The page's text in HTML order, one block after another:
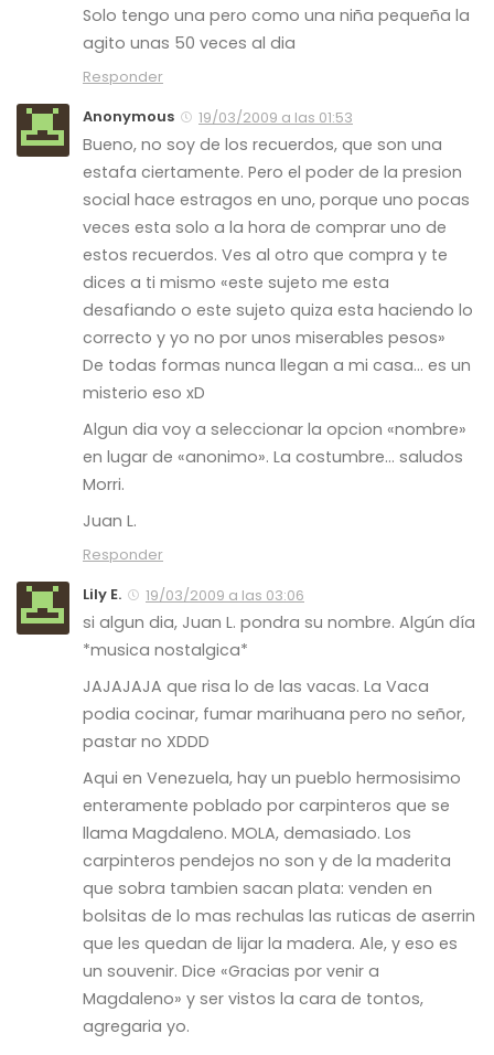
Solo tengo una pero como una niña pequeña la
agito unas 50 veces al dia
Responder
Anonymous
19/03/2009 a las 01:53
Bueno, no soy de los recuerdos, que son una
estafa ciertamente. Pero el poder de la presion
social hace estragos en uno, porque uno pocas
veces esta solo a la hora de comprar uno de
estos recuerdos. Ves al otro que compra y te
dices a ti mismo «este sujeto me esta
desafiando o este sujeto quiza esta haciendo lo
correcto y yo no por unos miserables pesos»
De todas formas nunca llegan a mi casa… es un
misterio eso xD
Algun dia voy a seleccionar la opcion «nombre»
en lugar de «anonimo». La costumbre… saludos
Morri.
Juan L.
Responder
Lily E.
19/03/2009 a las 03:06
si algun dia, Juan L. pondra su nombre. Algún día
*musica nostalgica*
JAJAJAJA que risa lo de las vacas. La Vaca
podia cocinar, fumar marihuana pero no señor,
pastar no XDDD
Aqui en Venezuela, hay un pueblo hermosisimo
enteramente poblado por carpinteros que se
llama Magdaleno. MOLA, demasiado. Los
carpinteros pendejos no son y de la maderita
que sobra tambien sacan plata: venden en
bolsitas de lo mas rechulas las ruticas de aserrin
que les quedan de lijar la madera. Ale, y eso es
un souvenir. Dice «Gracias por venir a
Magdaleno» y ser vistos la cara de tontos,
agregaria yo.